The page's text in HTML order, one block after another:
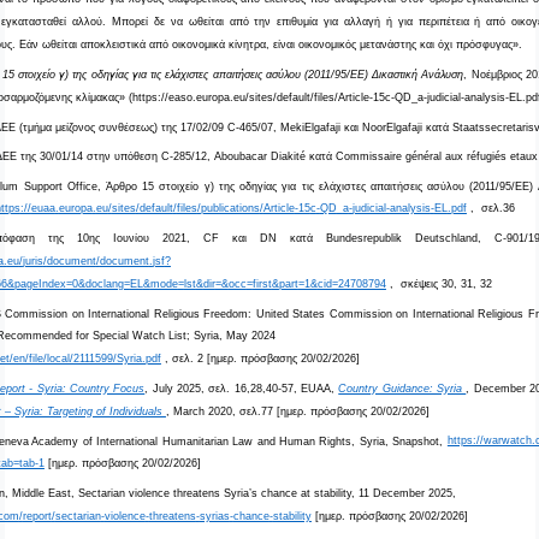
αλλού. Μπορεί δε να ωθείται από την επιθυμία για αλλαγή ή για περιπέτεια ή από
Εάν ωθείται αποκλειστικά από οικονομικά κίνητρα, είναι οικονομικός μετανάστης και όχι πρόσφυγας».
στοιχείο γ) της οδηγίας για τις ελάχιστες απαιτήσεις ασύλου (2011/95/ΕΕ) Δικαστική Ανάλυση , Νοέμβριος
κλίμακας» (https://easo. europa. eu/sites/default/files/Article-15c-QD a-judicial -analysis-EL
(τμήμα μείζονος συνθέσεως) της 17/02/09 C-465/07, MekiElgafajiκαι NoorElgafajiκατά
της 30/01/14 στην υπόθεση C-285/12, Aboubacar Diakité κατά Commissaire général aux réfugiés etaux
Support Office, Άρθρο 15 στοιχείο γ) της οδηγίας για τις ελάχιστες απαιτήσεις ασύλου (2011/95/ΕΕ)
://euaa.europa.eu/sites/default/files/publications/Article-15c-QD a-judicial -analysis-EL.pdf, σελ.36
της 10ης Ιουνίου 2021, CFκαι DN κατά Bundesrepublik Deutschland C-901/
. eu/juris/document/document. jsf?
pageIndex=0&doclang=EL &mode=lst&dir=&occ=first&part=1&cid=24708794, σκέψεις 30, 31, 32
on International Religious Freedom: United States Commission on International Religious
for Special Watch List; Syria, May 2024
en/file/local/2111599/Syria.pdf, σελ. 2 [ημερ. πρόσβασης20/02/2026]
- Syria: Country Focus , July 2025,σελ . 16,28,40-57, EUAA,Country Guidance: Syria
, December
– Syria: Targeting of Individuals
, March 2020, σελ .77 [ημερ. πρόσβασης20/02/2026]
Academy of International Humanitarian Law and Human Rights, Syria, Snapshot,
https://
1[ημερ. πρόσβασης20/02/2026]
Middle East, Sectarian violence threatens Syria’s chance at stability, 11 December 2025,
/report/sectarian-violence-threatens-syrias-chance-stability[ημερ. πρόσβασης 20/02/2026]